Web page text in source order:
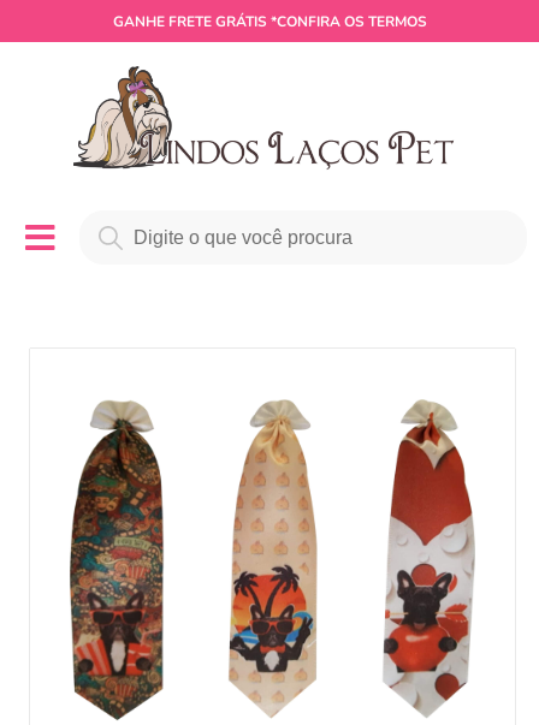
GANHE FRETE GRÁTIS *CONFIRA OS TERMOS